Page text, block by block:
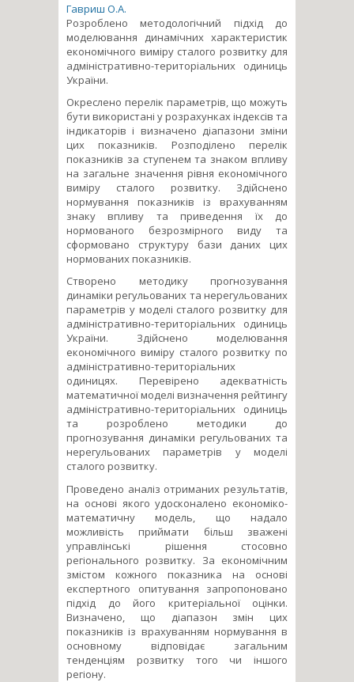
Гавриш О.А.
Розроблено методологічний підхід до
моделювання динамічних характеристик
економічного виміру сталого розвитку для
адміністративно-територіальних одиниць
України.
Окреслено перелік параметрів, що можуть
бути використані у розрахунках індексів та
індикаторів і визначено діапазони зміни
цих показників. Розподілено перелік
показників за ступенем та знаком впливу
на загальне значення рівня економічного
виміру сталого розвитку. Здійснено
нормування показників із врахуванням
знаку впливу та приведення їх до
нормованого безрозмірного виду та
сформовано структуру бази даних цих
нормованих показників.
Створено методику прогнозування
динаміки регульованих та нерегульованих
параметрів у моделі сталого розвитку для
адміністративно-територіальних одиниць
України. Здійснено моделювання
економічного виміру сталого розвитку по
адміністративно-територіальних
одиницях. Перевірено адекватність
математичної моделі визначення рейтингу
адміністративно-територіальних одиниць
та розроблено методики до
прогнозування динаміки регульованих та
нерегульованих параметрів у моделі
сталого розвитку.
Проведено аналіз отриманих результатів,
на основі якого удосконалено економіко-
математичну модель, що надало
можливість приймати більш зважені
управлінські рішення стосовно
регіонального розвитку. За економічним
змістом кожного показника на основі
експертного опитування запропоновано
підхід до його критеріальної оцінки.
Визначено, що діапазон змін цих
показників із врахуванням нормування в
основному відповідає загальним
тенденціям розвитку того чи іншого
регіону.